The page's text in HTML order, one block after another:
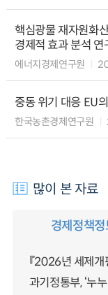
핵심광물 재자원화
경제적 효과 분석 연
에너지경제연구원
중동 위기 대응 EU
한국농촌경제연구원
많이 본 자료
경제정책정
『2026년 세제개
과기정통부, ‘누